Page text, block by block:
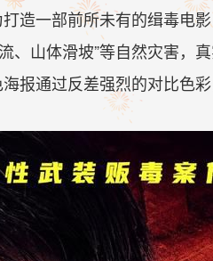
造一部前所未有的缉毒电
、山体滑坡”等自然灾害，
报通过反差强烈的对比色